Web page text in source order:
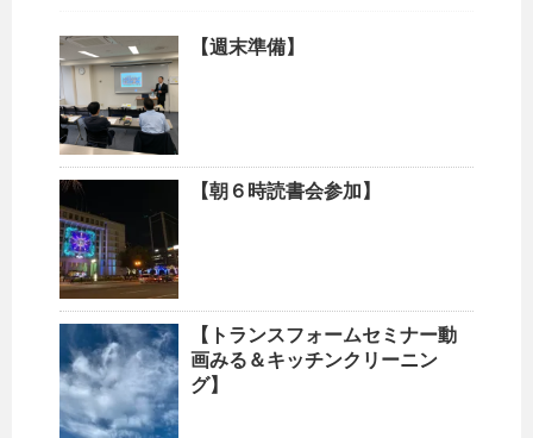
【週末準備】
【朝６時読書会参加】
【トランスフォームセミナー動
画みる＆キッチンクリーニン
グ】